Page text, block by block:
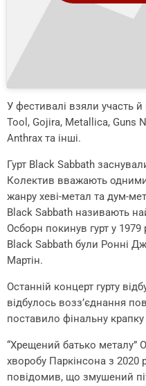
У фестивалі взяли участь й
Tool, Gojira, Metallica, Guns
Anthrax та інші.
Гурт Black Sabbath
Колектив вважають
жанру хеві-метал та дум-
Black Sabbath називають
Осборн покинув гурт у 1979
Black Sabbath були Ронні
Мартін.
Останній концерт гурту
відбулось возз’єднання
поставило фінальну крапку
“Хрещений батько металу”
хворобу Паркінсона з 2020
повідомив, що змушений